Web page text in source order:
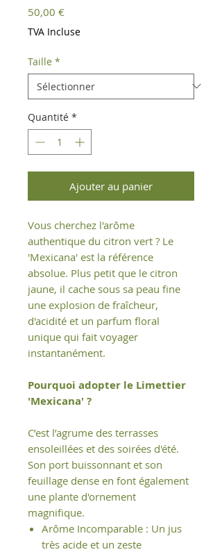
50,00 €Prix
TVA Incluse
Taille *
Quantité *
Ajouter au panier
Vous cherchez l'arôme
authentique du citron vert ? Le
'Mexicana' est la référence
absolue. Plus petit que le citron
jaune, il cache sous sa peau fine
une explosion de fraîcheur,
d'acidité et un parfum floral
unique qui fait voyager
instantanément.
Pourquoi adopter le Limettier
'Mexicana' ?
C’est l’agrume des terrasses
ensoleillées et des soirées d'été.
Son port buissonnant et son
feuillage dense en font également
une plante d'ornement
magnifique.
Arôme Incomparable : Un jus
très acide et un zeste